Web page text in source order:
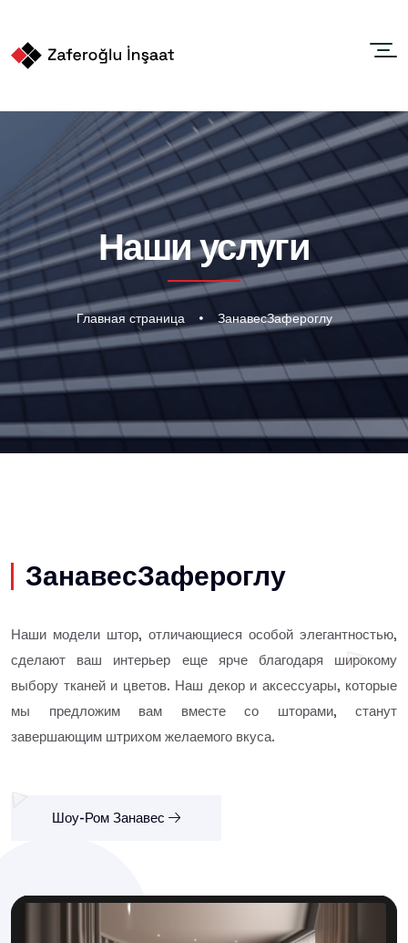
Наши услуги
Главная страница ЗанавесЗафероглу
ЗанавесЗафероглу
Наши модели штор, отличающиеся особой элегантностью,
сделают ваш интерьер еще ярче благодаря широкому
выбору тканей и цветов. Наш декор и аксессуары, которые
мы предложим вам вместе со шторами, станут
завершающим штрихом желаемого вкуса.
Шоу-Ром Занавес